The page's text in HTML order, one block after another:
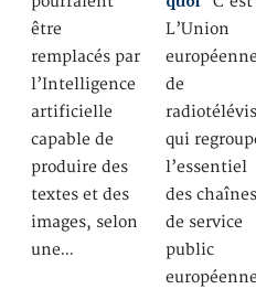
être
remplacés par
l’Intelligence
artificielle
capable de
produire des
textes et des
images, selon
une…
L’Union
de
qui
l’essentiel
des chaînes
de service
public